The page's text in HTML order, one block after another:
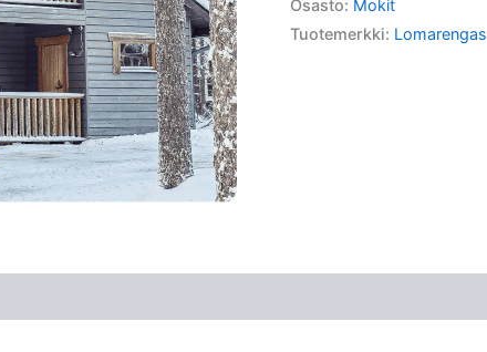
Osasto: Mokit
Tuotemerkki: Lomarengas